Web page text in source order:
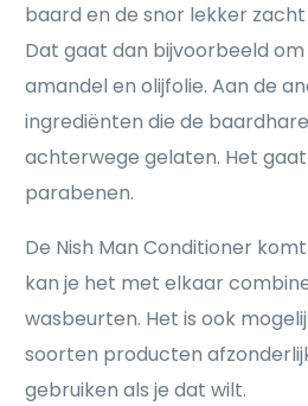
baard en de snor lekker
Dat gaat dan bijvoorbeeld om
amandel en olijfolie. Aan de
ingrediënten die de
achterwege gelaten. Het
parabenen.
De Nish Man Conditioner
kan je het met elkaar
wasbeurten. Het is ook
soorten producten
gebruiken als je dat wilt.